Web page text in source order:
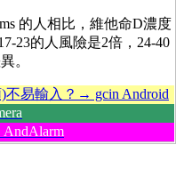
的人相比，維他命D濃度
23的人風險是2倍，24-40
。
不易輸入？→ gcin Android